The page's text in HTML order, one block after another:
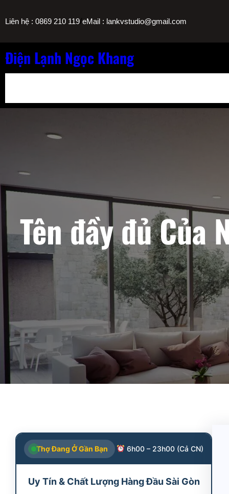
đến
nội
dung
Liên hệ : 0869 210 119/eMail : lankvstudio@gmail.com
Điện Lạnh Ngọc Khang
Tên đầy đủ Của
Thợ Đang Ở Gần Bạn 6h00 – 23h00 (Cả CN)
Uy Tín & Chất Lượng Hàng Đầu Sài Gòn